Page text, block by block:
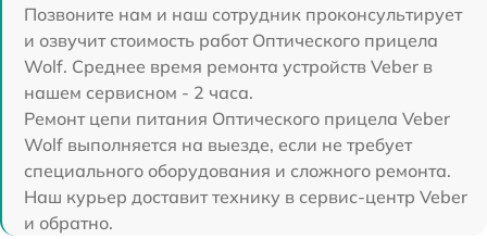
Позвоните нам и наш сотрудник проконсультирует
и озвучит стоимость работ Оптического прицела
Wolf. Среднее время ремонта устройств Veber в
нашем сервисном - 2 часа.
Ремонт цепи питания Оптического прицела Veber
Wolf выполняется на выезде, если не требует
специального оборудования и сложного ремонта.
Наш курьер доставит технику в сервис-центр Veber
и обратно.